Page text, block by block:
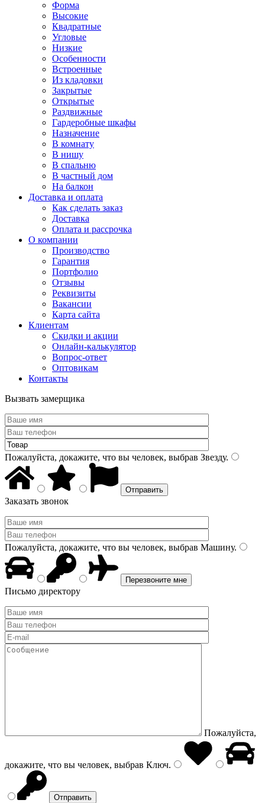
Форма
Высокие
Квадратные
Угловые
Низкие
Особенности
Встроенные
Из кладовки
Закрытые
Открытые
Раздвижные
Гардеробные шкафы
Назначение
В комнату
В нишу
В спальню
В частный дом
На балкон
Доставка и оплата
Как сделать заказ
Доставка
Оплата и рассрочка
О компании
Производство
Гарантия
Портфолио
Отзывы
Реквизиты
Вакансии
Карта сайта
Клиентам
Скидки и акции
Онлайн-калькулятор
Вопрос-ответ
Оптовикам
Контакты
Вызвать замерщика
Пожалуйста, докажите, что вы человек, выбрав Звезду.
Заказать звонок
Пожалуйста, докажите, что вы человек, выбрав Машину.
Письмо директору
Пожалуйста,
докажите, что вы человек, выбрав Ключ.